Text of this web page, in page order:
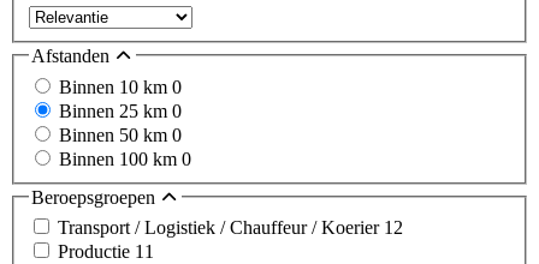
Afstanden
Binnen 10 km 0
Binnen 25 km 0
Binnen 50 km 0
Binnen 100 km 0
Beroepsgroepen
Transport / Logistiek / Chauffeur / Koerier 12
Productie 11